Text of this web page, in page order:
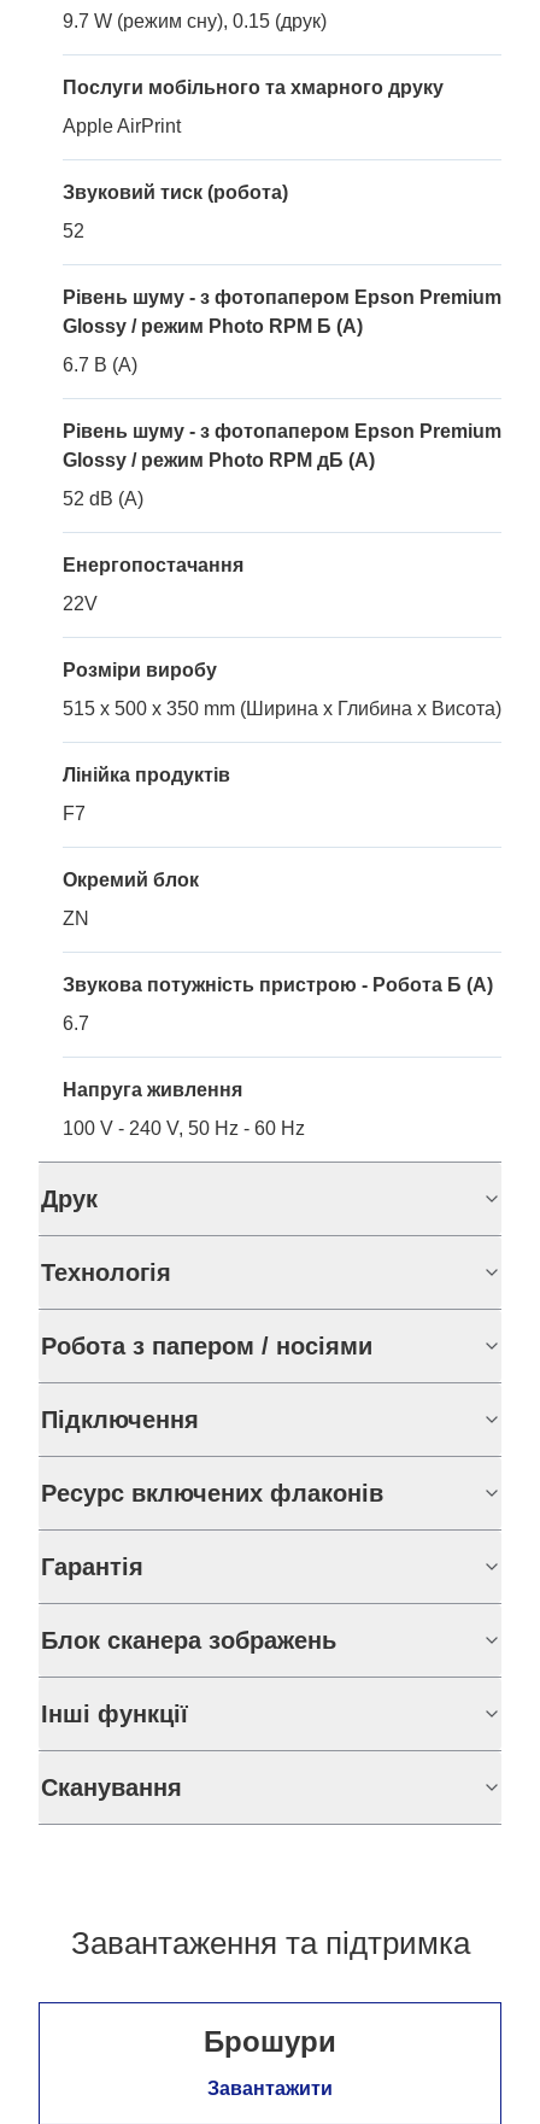
9.7 W (режим сну), 0.15 (друк)
Послуги мобільного та хмарного друку
Apple AirPrint
Звуковий тиск (робота)
52
Рівень шуму - з фотопапером Epson Premium
Glossy / режим Photo RPM Б (A)
6.7 B (A)
Рівень шуму - з фотопапером Epson Premium
Glossy / режим Photo RPM дБ (A)
52 dB (A)
Енергопостачання
22V
Розміри виробу
515 x 500 x 350 mm (Ширина x Глибина x Висота)
Лінійка продуктів
F7
Окремий блок
ZN
Звукова потужність пристрою - Робота Б (A)
6.7
Напруга живлення
100 V - 240 V, 50 Hz - 60 Hz
Друк
Технологія
Робота з папером / носіями
Підключення
Ресурс включених флаконів
Гарантія
Блок сканера зображень
Інші функції
Сканування
Завантаження та підтримка
Брошури
Завантажити